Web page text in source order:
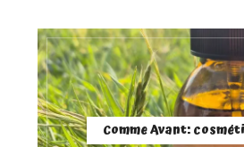
Comme Avant: